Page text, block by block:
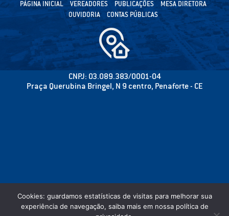
PÁGINA INICIAL VEREADORES PUBLICAÇÕES
MESA DIRETORA
OUVIDORIA
CONTAS PÚBLICAS
CNPJ: 03.089.383/0001-04
Praça Querubina Bringel, N 9 centro, Penaforte - CE
Cookies: guardamos estatísticas de visitas para melhorar sua
experiência de navegação, saiba mais em nossa política de